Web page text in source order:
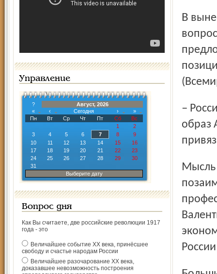
Управление
?
Август, 2026
«
‹ Сегодня ›
»
Пн
Вт Ср Чт Пт Сб
Вс
1
2
3
4 5 6 7 8
9
10
11 12 13 14 15
16
17
18 19 20 21 22
23
24
25 26 27 28 29
30
31
Выберите дату
Вопрос дня
Как Вы считаете, две российские революции 1917
года - это
Величайшее событие ХХ века, принёсшее
свободу и счастье народам России
Величайшее разочарование ХХ века,
доказавшее невозможность построения
В вынесенной на утверждение повестке дня стояло 26
– Россия для Запада подобна дойной корове, – нашёл
образ
Мысль про «дойную корову» Александр Васильевич